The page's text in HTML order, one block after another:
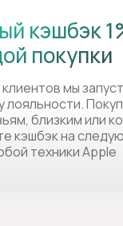
мы
лояльности.
близким или
кэшбэк на
техники Apple
кэшбэк
покупки